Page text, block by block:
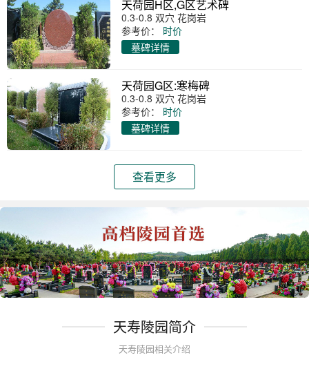
天荷园H区,G区艺术碑
0.3-0.8 双穴 花岗岩
参考价：
时价
墓碑详情
天荷园G区:寒梅碑
0.3-0.8 双穴 花岗岩
参考价：
时价
墓碑详情
查看更多
天寿陵园简介
天寿陵园相关介绍